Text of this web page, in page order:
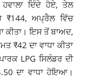
ਦਿੰਦੇ ਹੋਏ, ਤੇਲ
₹144, ਅਪ੍ਰੈਲ ਵਿੱਚ
ਕੀਤਾ। ਇਸ ਤੋਂ ਬਾਅਦ,
₹42 ਦਾ ਵਾਧਾ ਕੀਤਾ
LPG ਸਿਲੰਡਰ ਦੀ
ਦਾ ਵਾਧਾ ਹੋਇਆ।